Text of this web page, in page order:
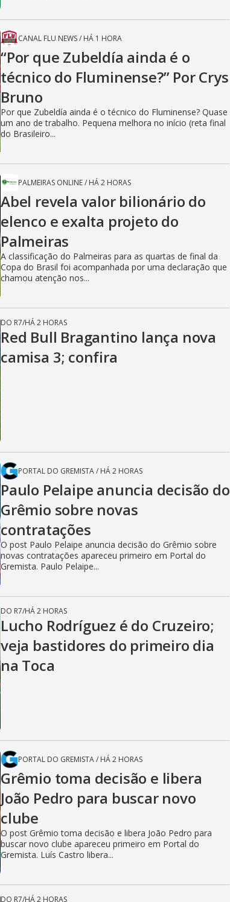
CANAL FLU NEWS/ HÁ 1 HORA
“Por que Zubeldía ainda é o
técnico do Fluminense?” Por Crys
Bruno
Por que Zubeldía ainda é o técnico do Fluminense? Quase
um ano de trabalho. Pequena melhora no início (reta final
do Brasileiro...
PALMEIRAS ONLINE/ HÁ 2 HORAS
Abel revela valor bilionário do
elenco e exalta projeto do
Palmeiras
A classificação do Palmeiras para as quartas de final da
Copa do Brasil foi acompanhada por uma declaração que
chamou atenção nos...
DO R7/HÁ 2 HORAS
Red Bull Bragantino lança nova
camisa 3; confira
PORTAL DO GREMISTA/ HÁ 2 HORAS
Paulo Pelaipe anuncia decisão do
Grêmio sobre novas
contratações
O post Paulo Pelaipe anuncia decisão do Grêmio sobre
novas contratações apareceu primeiro em Portal do
Gremista. Paulo Pelaipe...
DO R7/HÁ 2 HORAS
Lucho Rodríguez é do Cruzeiro;
veja bastidores do primeiro dia
na Toca
PORTAL DO GREMISTA/ HÁ 2 HORAS
Grêmio toma decisão e libera
João Pedro para buscar novo
clube
O post Grêmio toma decisão e libera João Pedro para
buscar novo clube apareceu primeiro em Portal do
Gremista. Luís Castro libera...
DO R7/HÁ 2 HORAS